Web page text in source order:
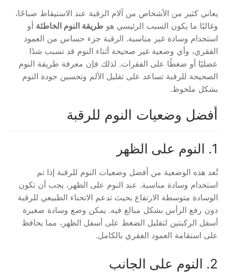
يعاني كثير من الأشخاص من آلام الرقبة عند الاستيقاظ صباحًا،
وغالبًا ما يكون السبب الرئيسي هو طريقة النوم الخاطئة أو
استخدام وسادة غير مناسبة. الرقبة جزء حساس من العمود
الفقري، وأي وضعية غير صحيحة أثناء النوم قد تسبب شدًا
عضليًا أو ضغطًا على الفقرات. لذلك فإن معرفة طريقة النوم
الصحيحة للرقبة تساعد على تقليل الألم وتحسين جودة النوم
بشكل ملحوظ.
أفضل وضعيات النوم للرقبة
1. النوم على الظهر
تُعد هذه الوضعية من أفضل وضعيات النوم للرقبة إذا تم
استخدام وسادة مناسبة. عند النوم على الظهر، يجب أن تكون
الوسادة متوسطة الارتفاع بحيث تدعم الانحناء الطبيعي للرقبة
دون رفع الرأس بشكل مبالغ فيه. يمكن وضع وسادة صغيرة
أسفل الركبتين لتقليل الضغط على أسفل الظهر، مما يحافظ
على استقامة العمود الفقري بالكامل.
2. النوم على الجانب